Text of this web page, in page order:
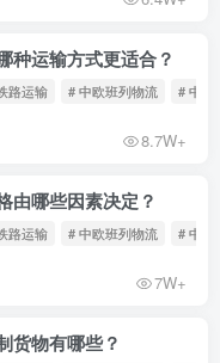
种运输方式更适合？
路运输 # 中欧班列物流 # 中欧
8.7W+
由哪些因素决定？
路运输 # 中欧班列物流 # 中欧
7W+
货物有哪些？